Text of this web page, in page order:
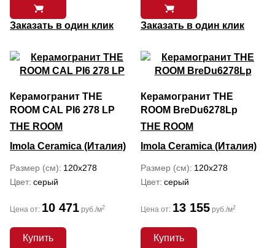
Заказать в один клик Заказать в один клик
Керамогранит THE
ROOM CAL PI6 278 LP
THE ROOM
Imola Ceramica (Италия)
Размер (см) 120x278
Цвет серый
Цена от: 10 471 руб./м2
Купить
Керамогранит THE
ROOM BreDu6278Lp
THE ROOM
Imola Ceramica (Италия)
Размер (см) 120x278
Цвет серый
Цена от: 13 155 руб./м2
Купить